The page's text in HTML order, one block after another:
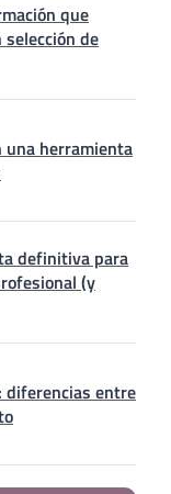
que
de
una herramienta
definitiva para
(y
diferencias entre